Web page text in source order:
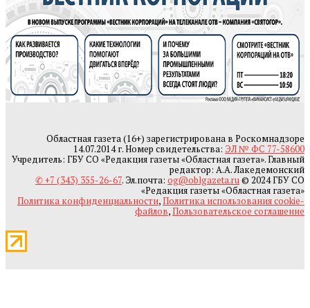
Областная газета (16+) зарегистрирована в Роскомнадзоре
14.07.2014 г. Номер свидетельства: ЭЛ № ФС 77-58600
Учредитель: ГБУ СО «Редакция газеты «Областная газета». Главный
редактор: А.А. Лакедемонский
✆ +7 (343) 355-26-67. Эл.почта: og@oblgazeta.ru© 2024 ГБУ СО
«Редакция газеты «Областная газета»
Политика конфиденциальности,Политика использования cookie-
файлов,Пользовательское соглашение